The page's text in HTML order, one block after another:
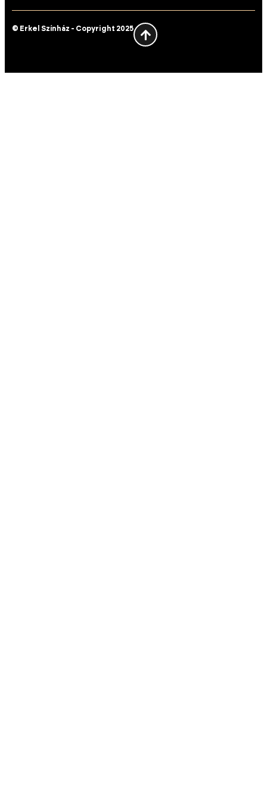
© Erkel Színház - Copyright 2025